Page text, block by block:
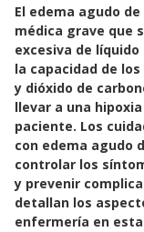
c
e
b
o
o
k
a
t
s
A
p
p
a
i
l
El edema agudo de
médica grave que
excesiva de
la capacidad de
y dióxido de
llevar a una
paciente. Los
con edema agudo
controlar los
y prevenir
detallan los
enfermería en